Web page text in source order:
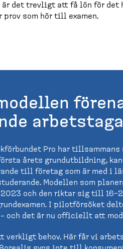
är det trevligt att få lön för det
prov som hör till examen.
Pro har tillsammans
årets grundutbildning, kan
till företag som är med i
Modellen som
och den riktar sig till
I pilotförsöket
och det är nu officiellt att
verkligt behov. Här får vi